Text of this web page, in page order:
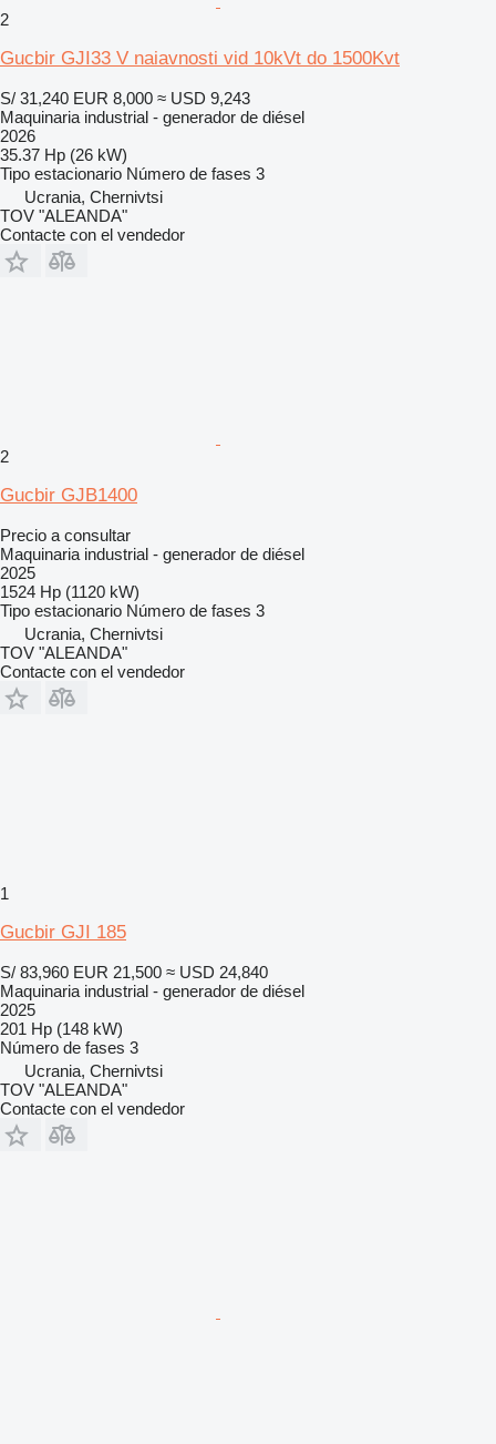
2
Gucbir GJI33 V naiavnosti vid 10kVt do 1500Kvt
S/ 31,240 EUR 8,000 ≈ USD 9,243
Maquinaria industrial - generador de diésel
2026
35.37 Hp (26 kW)
Tipo estacionario Número de fases 3
Ucrania, Chernivtsi
TOV "ALEANDA"
Contacte con el vendedor
2
Gucbir GJB1400
Precio a consultar
Maquinaria industrial - generador de diésel
2025
1524 Hp (1120 kW)
Tipo estacionario Número de fases 3
Ucrania, Chernivtsi
TOV "ALEANDA"
Contacte con el vendedor
1
Gucbir GJI 185
S/ 83,960 EUR 21,500 ≈ USD 24,840
Maquinaria industrial - generador de diésel
2025
201 Hp (148 kW)
Número de fases 3
Ucrania, Chernivtsi
TOV "ALEANDA"
Contacte con el vendedor